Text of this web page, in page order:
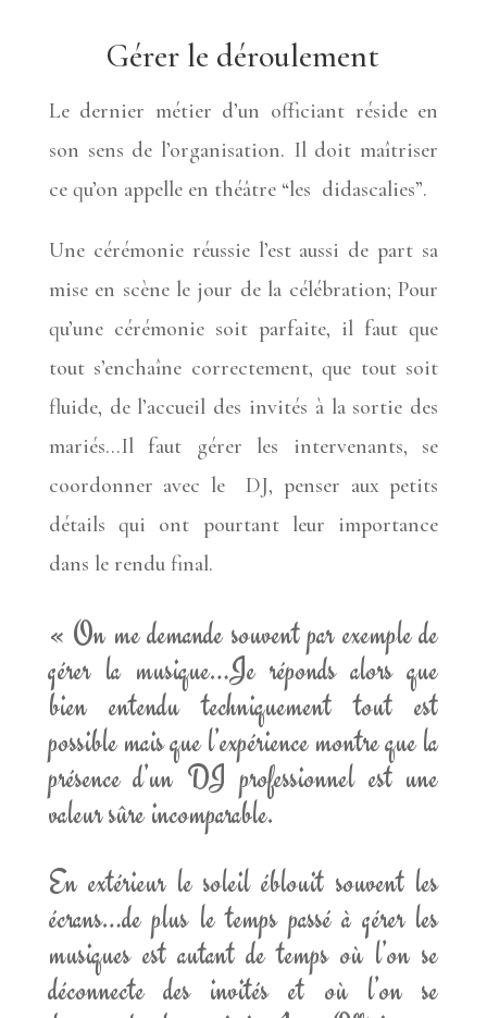
Gérer le déroulement
Le dernier métier d’un officiant réside en
son sens de l’organisation. Il doit maîtriser
ce qu’on appelle en théâtre “les didascalies”.
Une cérémonie réussie l’est aussi de part sa
mise en scène le jour de la célébration;Pour
qu’une cérémonie soit parfaite, il fautque
tout s’enchaîne correctement, que tout soit
fluide, de l’accueil des invités à la sortie des
mariés…Il faut gérer les intervenants, se
coordonner avec le DJ, penser aux petits
détails qui ont pourtant leur importance
dans le rendu final.
« On me demande souvent par exemple de
gérer la musique…Je réponds alors que
bien entendu techniquement tout est
possible mais que l’expérience montre que la
présence d’un DJ professionnel est une
valeur sûre incomparable.
En extérieur le soleil éblouit souvent les
écrans…de plus le temps passé à gérer les
musiques est autant de temps où l’on se
déconnecte des invités et où l’on se